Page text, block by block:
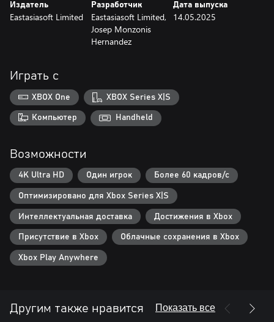
Издатель
Eastasiasoft Limited
Разработчик
Eastasiasoft Limited,
Josep Monzonis
Hernandez
Дата выпуска
14.05.2025
Играть с
XBOX One XBOX Series X|S
Компьютер Handheld
Возможности
4K Ultra HD Один игрок Более 60 кадров/с
Оптимизировано для Xbox Series X|S
Интеллектуальная доставка Достижения в Xbox
Присутствие в Xbox Облачные сохранения в Xbox
Xbox Play Anywhere
Другим также нравится Показать все